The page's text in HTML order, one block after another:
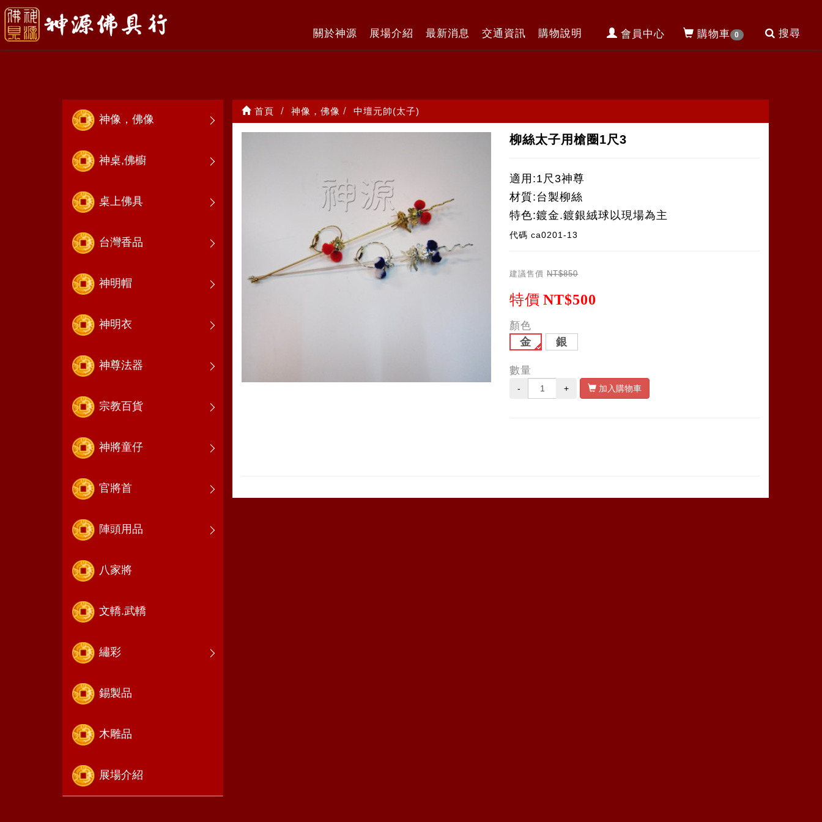
會員中心 購物車 0 搜尋
關於神源 展場介紹 最新消息 交通資訊 購物說明
中壇元帥(太子)
神像，佛像
神桌,佛櫥
桌上佛具
台灣香品
神明帽
神明衣
神尊法器
宗教百貨
神將童仔
官將首
陣頭用品
八家將
文轎.武轎
繡彩
錫製品
木雕品
展場介紹
首頁 神像，佛像 中壇元帥(太子)
柳絲太子用槍圈1尺3
適用:1尺3神尊
材質:台製柳絲
特色:鍍金.鍍銀絨球以現場為主
代碼ca0201-13
建議售價 NT$850
特價 NT$500
顏色
金 銀
數量
- + 加入購物車